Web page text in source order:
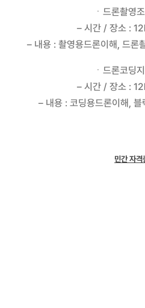
ㆍ드론촬영
– 시간 / 장소 :
– 내용 : 촬영용드론이해, 드론
ㆍ드론코딩
– 시간 / 장소 :
– 내용 : 코딩용드론이해,
민간 자격